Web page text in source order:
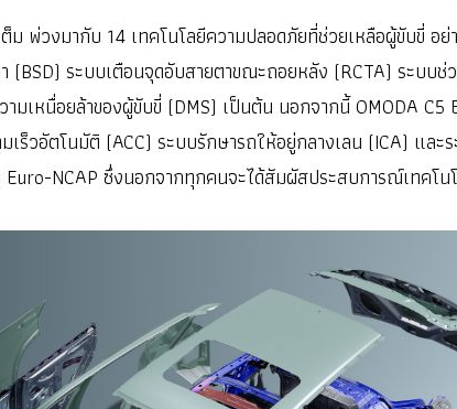
พ่วงมากับ 14 เทคโนโลยีความปลอดภัยที่ช่วยเหลือผู้ขับขี่ อ
ระบบเตือนจุดอับสายตาขณะถอยหลัง (RCTA) ระบบ
เหนื่อยล้าของผู้ขับขี่ (DMS) เป็นต้น นอกจากนี้ OMODA
วอัตโนมัติ (ACC) ระบบรักษารถให้อยู่กลางเลน (ICA) และ
NCAP ซึ่งนอกจากทุกคนจะได้สัมผัสประสบการณ์เทคโ